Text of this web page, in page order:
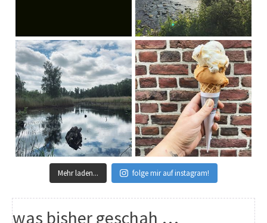
Mehr laden... folge mir auf instagram!
was bisher geschah …